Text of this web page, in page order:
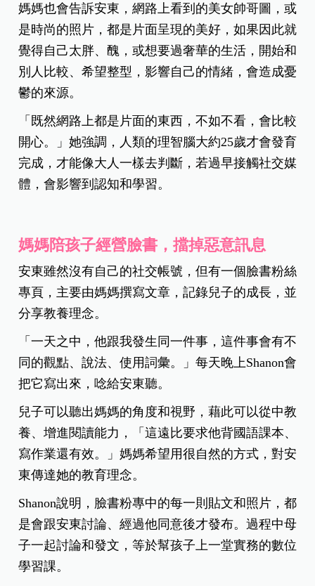
媽媽也會告訴安東，網路上看到的美女帥哥圖，或
是時尚的照片，都是片面呈現的美好，如果因此就
覺得自己太胖、醜，或想要過奢華的生活，開始和
別人比較、希望整型，影響自己的情緒，會造成憂
鬱的來源。
「既然網路上都是片面的東西，不如不看，會比較
開心。」她強調，人類的理智腦大約25歲才會發育
完成，才能像大人一樣去判斷，若過早接觸社交媒
體，會影響到認知和學習。
媽媽陪孩子經營臉書，擋掉惡意訊息
安東雖然沒有自己的社交帳號，但有一個臉書粉絲
專頁，主要由媽媽撰寫文章，記錄兒子的成長，並
分享教養理念。
「一天之中，他跟我發生同一件事，這件事會有不
同的觀點、說法、使用詞彙。」每天晚上Shanon會
把它寫出來，唸給安東聽。
兒子可以聽出媽媽的角度和視野，藉此可以從中教
養、增進閱讀能力，「這遠比要求他背國語課本、
寫作業還有效。」媽媽希望用很自然的方式，對安
東傳達她的教育理念。
Shanon說明，臉書粉專中的每一則貼文和照片，都
是會跟安東討論、經過他同意後才發布。過程中母
子一起討論和發文，等於幫孩子上一堂實務的數位
學習課。